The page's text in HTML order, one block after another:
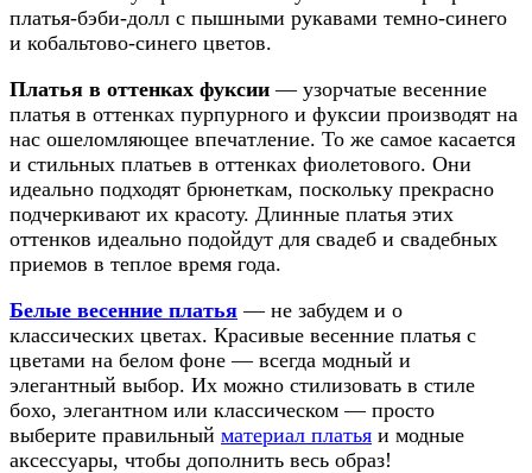
платья-бэби-долл с пышными рукавами темно-синего
и кобальтово-синего цветов.
Платья в оттенках фуксии — узорчатые весенние
платья в оттенках пурпурного и фуксии производят на
нас ошеломляющее впечатление. То же самое касается
и стильных платьев в оттенках фиолетового. Они
идеально подходят брюнеткам, поскольку прекрасно
подчеркивают их красоту. Длинные платья этих
оттенков идеально подойдут для свадеб и свадебных
приемов в теплое время года.
Белые весенние платья — не забудем и о
классических цветах. Красивые весенние платья с
цветами на белом фоне — всегда модный и
элегантный выбор. Их можно стилизовать в стиле
бохо, элегантном или классическом — просто
выберите правильный материал платья и модные
аксессуары, чтобы дополнить весь образ!